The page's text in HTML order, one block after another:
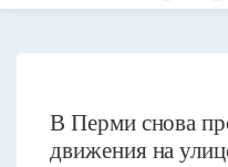
В Перми снова
движения на